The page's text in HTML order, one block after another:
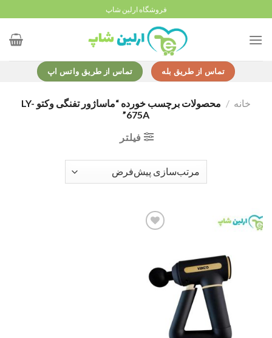
to
content
فروشگاه ارلین شاپ
تماس از طریق بله تماس از طریق واتس اپ
خانه /
محصولات برچسب خورده “ماساژور تفنگی وکتو LY-
675A”
فیلتر
wishlist